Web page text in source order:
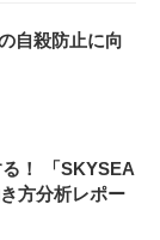
自殺防止に向
！ 「SKYSEA
方分析レポー